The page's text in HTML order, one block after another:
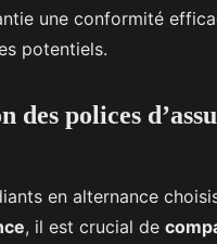
une conformité
potentiels.
des polices
en alternance
, il est crucial de